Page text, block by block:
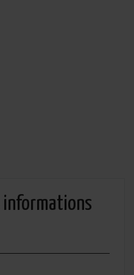
informations